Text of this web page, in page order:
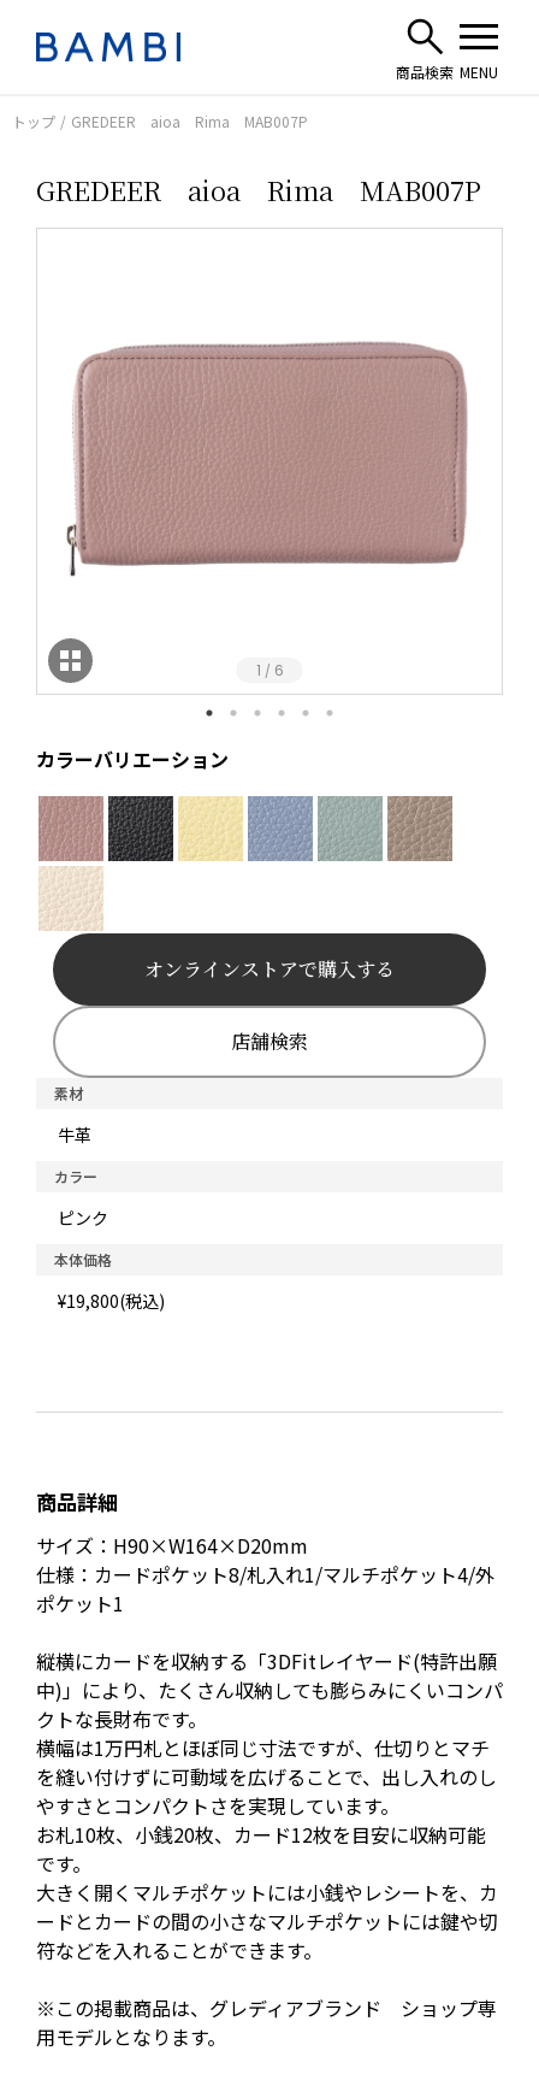
トップ GREDEER aioa Rima MAB007P
GREDEER aioa Rima MAB007P
1 / 6
カラーバリエーション
素材
牛革
カラー
ピンク
本体価格
¥19,800(税込)
オンラインストアで購入する
店舗検索
商品詳細
サイズ：H90×W164×D20mm
仕様：カードポケット8/札入れ1/マルチポケット4/外
ポケット1
縦横にカードを収納する「3DFitレイヤード(特許出願
中)」により、たくさん収納しても膨らみにくいコンパ
クトな長財布です。
横幅は1万円札とほぼ同じ寸法ですが、仕切りとマチ
を縫い付けずに可動域を広げることで、出し入れのし
やすさとコンパクトさを実現しています。
お札10枚、小銭20枚、カード12枚を目安に収納可能
です。
大きく開くマルチポケットには小銭やレシートを、カ
ードとカードの間の小さなマルチポケットには鍵や切
符などを入れることができます。
※この掲載商品は、グレディアブランド ショップ専
用モデルとなります。